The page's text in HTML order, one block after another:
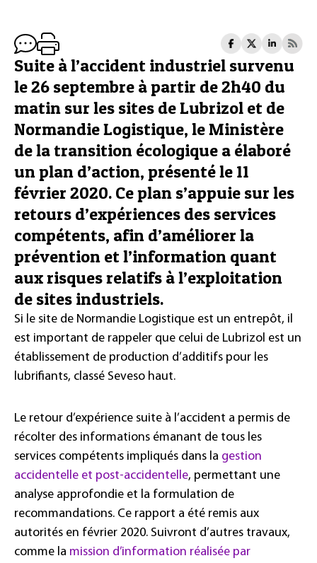
Suite à l’accident industriel survenu
le 26 septembre à partir de 2h40 du
matin sur les sites de Lubrizol et de
Normandie Logistique, le Ministère
de la transition écologique a élaboré
un plan d’action, présenté le 11
février 2020. Ce plan s’appuie sur les
retours d’expériences des services
compétents, afin d’améliorer la
prévention et l’information quant
aux risques relatifs à l’exploitation
de sites industriels.
Si le site de Normandie Logistique est un entrepôt, il
est important de rappeler que celui de Lubrizol est un
établissement de production d’additifs pour les
lubrifiants, classé Seveso haut.
Le retour d’expérience suite à l’accident a permis de
récolter des informations émanant de tous les
services compétents impliqués dans la gestion
accidentelle et post-accidentelle, permettant une
analyse approfondie et la formulation de
recommandations. Ce rapport a été remis aux
autorités en février 2020. Suivront d’autres travaux,
comme la mission d’information réalisée par